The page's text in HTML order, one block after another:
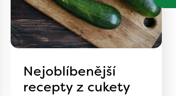
Nejoblíbenější
recepty z cukety